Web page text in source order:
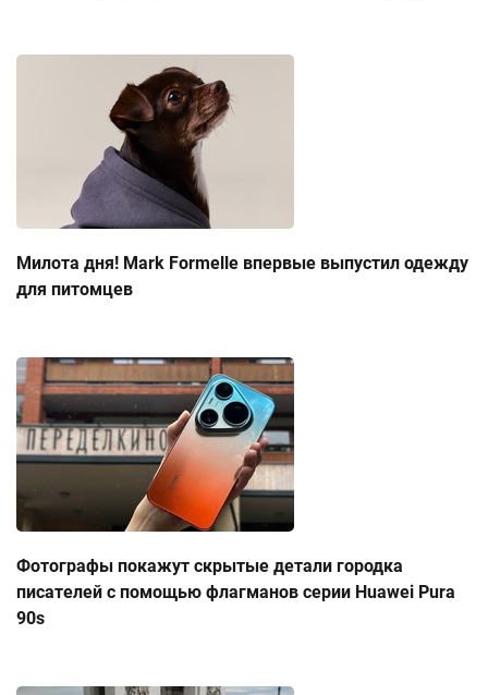
Милота дня! Mark Formelle впервые выпустил одежду
для питомцев
Фотографы покажут скрытые детали городка
писателей с помощью флагманов серии Huawei Pura
90s